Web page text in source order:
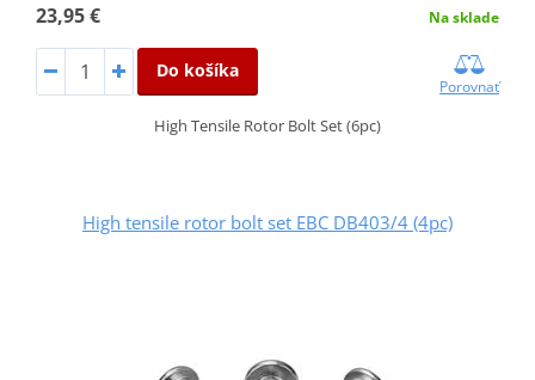
23,95 € Na sklade
Do košíka
Porovnať
High Tensile Rotor Bolt Set (6pc)
High tensile rotor bolt set EBC DB403/4 (4pc)